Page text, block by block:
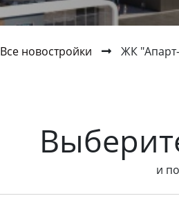
Все новостройки ЖК
и